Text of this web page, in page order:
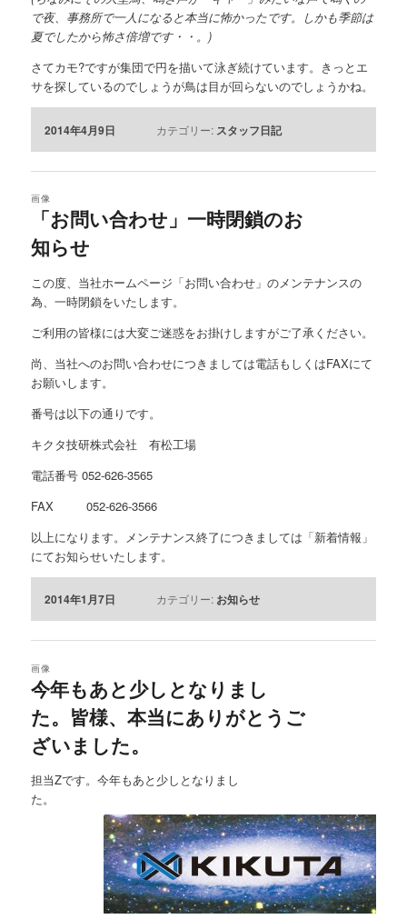
で夜、事務所で一人になると本当に怖かったです。しかも季節は
夏でしたから怖さ倍増です・・。)
さてカモ?ですが集団で円を描いて泳ぎ続けています。きっとエ
サを探しているのでしょうが鳥は目が回らないのでしょうかね。
2014年4月9日 カテゴリー: スタッフ日記
「お問い合わせ」一時閉鎖のお
知らせ
画像
この度、当社ホームページ「お問い合わせ」のメンテナンスの
為、一時閉鎖をいたします。
ご利用の皆様には大変ご迷惑をお掛けしますがご了承ください。
尚、当社へのお問い合わせにつきましては電話もしくはFAXにて
お願いします。
番号は以下の通りです。
キクタ技研株式会社 有松工場
電話番号 052-626-3565
FAX 052-626-3566
以上になります。メンテナンス終了につきましては「新着情報」
にてお知らせいたします。
2014年1月7日 カテゴリー: お知らせ
今年もあと少しとなりまし
た。皆様、本当にありがとうご
ざいました。
画像
担当Zです。今年もあと少しとなりまし
た。